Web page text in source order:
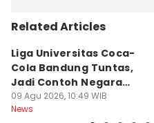
Related Articles
Liga Universitas Coca-
Cola Bandung Tuntas,
Jadi Contoh Negara
Lain
09 Agu 2026, 10:49 WIB
News